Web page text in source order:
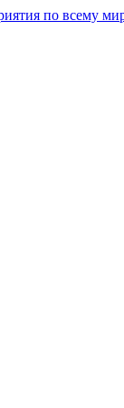
по всему